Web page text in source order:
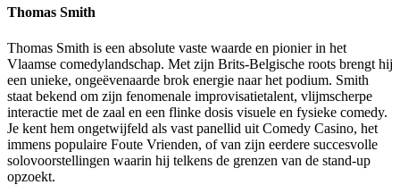
Thomas Smith
Thomas Smith is een absolute vaste waarde en pionier in het
Vlaamse comedylandschap. Met zijn Brits-Belgische roots brengt hij
een unieke, ongeëvenaarde brok energie naar het podium. Smith
staat bekend om zijn fenomenale improvisatietalent, vlijmscherpe
interactie met de zaal en een flinke dosis visuele en fysieke comedy.
Je kent hem ongetwijfeld als vast panellid uit Comedy Casino, het
immens populaire Foute Vrienden, of van zijn eerdere succesvolle
solovoorstellingen waarin hij telkens de grenzen van de stand-up
opzoekt.